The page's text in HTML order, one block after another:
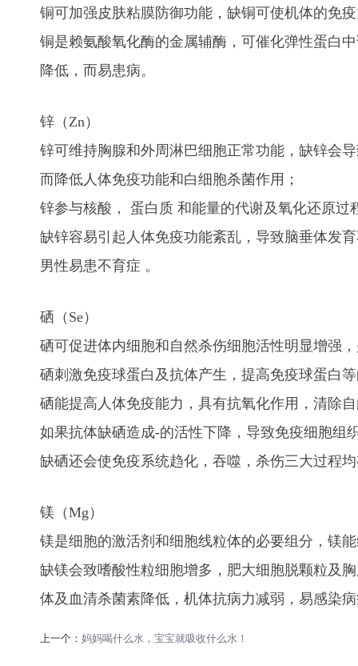
铜可加强皮肤粘膜防御功能，缺铜可使机体的免
铜是赖氨酸氧化酶的金属辅酶，可催化弹性蛋白
降低，而易患病。
锌（Zn）
锌可维持胸腺和外周淋巴细胞正常功能，缺锌会
而降低人体免疫功能和白细胞杀菌作用；
锌参与核酸， 蛋白质 和能量的代谢及氧化还原
缺锌容易引起人体免疫功能紊乱，导致脑垂体发
男性易患不育症 。
硒（Se）
硒可促进体内细胞和自然杀伤细胞活性明显增强
硒刺激免疫球蛋白及抗体产生，提高免疫球蛋白
硒能提高人体免疫能力，具有抗氧化作用，清除
如果抗体缺硒造成-的活性下降，导致免疫细胞组
缺硒还会使免疫系统趋化，吞噬，杀伤三大
镁（Mg）
镁是细胞的激活剂和细胞线粒体的必要组分，镁
缺镁会致嗜酸性粒细胞增多，肥大细胞脱颗粒及
体及血清杀菌素降低，机体抗病力减弱，易感染
上一个： 妈妈喝什么水，宝宝就吸收什么水！